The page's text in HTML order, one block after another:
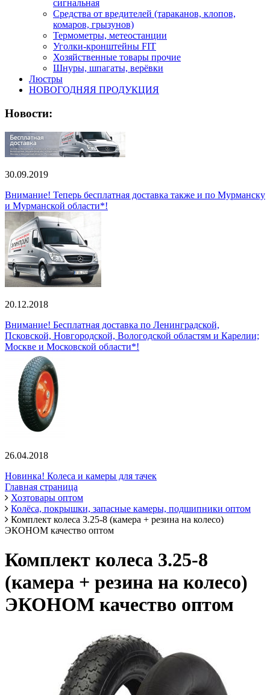
сигнальная
Средства от вредителей (тараканов, клопов,
комаров, грызунов)
Термометры, метеостанции
Уголки-кронштейны FIT
Хозяйственные товары прочие
Шнуры, шпагаты, верёвки
Люстры
НОВОГОДНЯЯ ПРОДУКЦИЯ
Новости:
30.09.2019
Внимание! Теперь бесплатная доставка также и по Мурманску
и Мурманской области*!
20.12.2018
Внимание! Бесплатная доставка по Ленинградской,
Псковской, Новгородской, Вологодской областям и Карелии;
Москве и Московской области*!
26.04.2018
Новинка! Колеса и камеры для тачек
Главная страница
Хозтовары оптом
Колёса, покрышки, запасные камеры, подшипники оптом
Комплект колеса 3.25-8 (камера + резина на колесо)
ЭКОНОМ качество оптом
Комплект колеса 3.25-8
(камера + резина на колесо)
ЭКОНОМ качество оптом